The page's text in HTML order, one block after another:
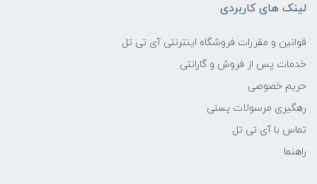
لینک های کاربردی
قوانین و مقررات فروشگاه اینترنتی آی تی تل
خدمات پس از فروش و گارانتی
حریم خصوصی
رهگیری مرسولات پستی
تماس با آی تی تل
راهنما